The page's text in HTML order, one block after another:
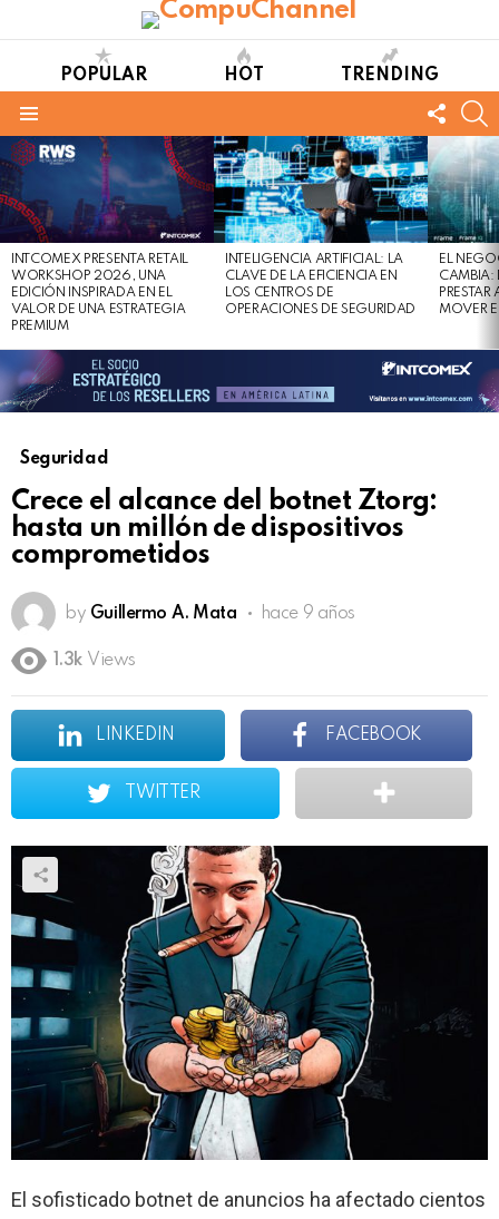
POPULAR HOT TRENDING
US
LATEST
STORIES
INTCOMEX PRESENTA RETAIL
WORKSHOP 2026, UNA
EDICIÓN INSPIRADA EN EL
VALOR DE UNA ESTRATEGIA
PREMIUM
INTELIGENCIA ARTIFICIAL: LA
CLAVE DE LA EFICIENCIA EN
LOS CENTROS DE
OPERACIONES DE SEGURIDAD
EL
CAMBIA:
MOVER
Seguridad
Crece el alcance del botnet Ztorg:
hasta un millón de dispositivos
comprometidos
by Guillermo A. Mata hace 9 años
1.3k Views
LINKEDIN FACEBOOK
TWITTER
El sofisticado botnet de anuncios ha afectado cientos